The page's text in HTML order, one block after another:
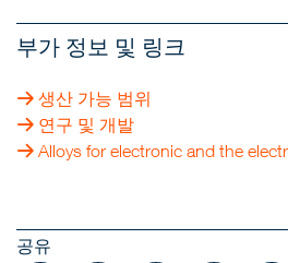
부가 정보 및 링크
생산 가능 범위
연구 및 개발
Alloys for electronic and the
공유